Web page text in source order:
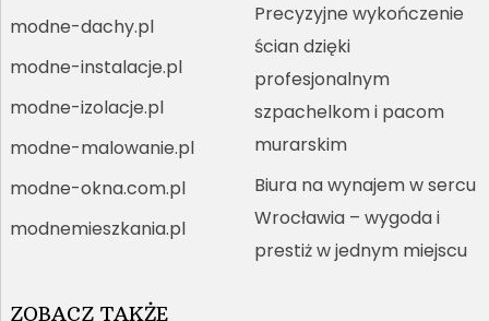
modne-dachy.pl
modne-instalacje.pl
modne-izolacje.pl
modne-malowanie.pl
modne-okna.com.pl
modnemieszkania.pl
Precyzyjne wykończenie
ścian dzięki
profesjonalnym
szpachelkom i pacom
murarskim
Biura na wynajem w sercu
Wrocławia – wygoda i
prestiż w jednym miejscu
ZOBACZ TAKŻE